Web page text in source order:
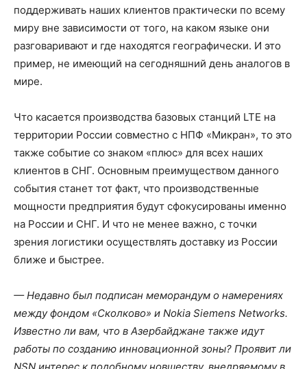
поддерживать наших клиентов практически по всему
миру вне зависимости от того, на каком языке они
разговаривают и где находятся географически. И это
пример, не имеющий на сегодняшний день аналогов в
мире.
Что касается производства базовых станций LTE на
территории России совместно с НПФ «Микран», то это
также событие со знаком «плюс» для всех наших
клиентов в СНГ. Основным преимуществом данного
события станет тот факт, что производственные
мощности предприятия будут сфокусированы именно
на России и СНГ. И что не менее важно, с точки
зрения логистики осуществлять доставку из России
ближе и быстрее.
— Недавно был подписан меморандум о намерениях
между фондом «Сколково» и Nokia Siemens Networks.
Известно ли вам, что в Азербайджане также идут
работы по созданию инновационной зоны? Проявит ли